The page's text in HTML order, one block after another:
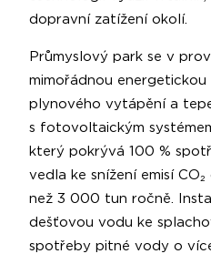
dopravní zatížení okolí.
Průmyslový park se v
mimořádnou
plynového vytápění a
s fotovoltaickým
který pokrývá 100 %
vedla ke snížení emisí
než 3 000 tun ročně.
dešťovou vodu ke
spotřeby pitné vody o